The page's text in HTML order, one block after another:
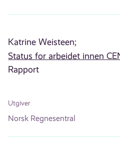
Katrine Weisteen;
Status for arbeidet innen
Rapport
Utgiver
Norsk Regnesentral